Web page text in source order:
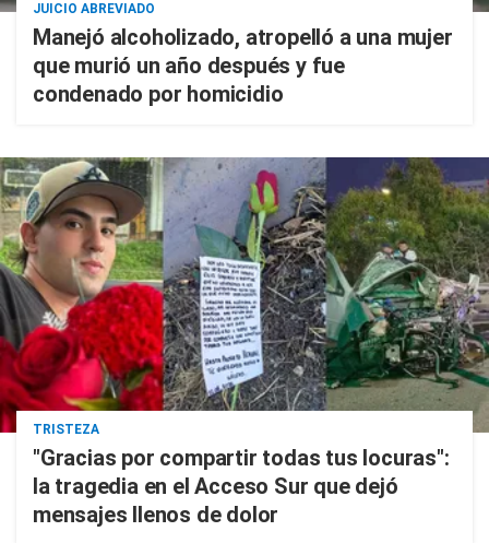
JUICIO ABREVIADO
Manejó alcoholizado, atropelló a una mujer
que murió un año después y fue
condenado por homicidio
TRISTEZA
"Gracias por compartir todas tus locuras":
la tragedia en el Acceso Sur que dejó
mensajes llenos de dolor